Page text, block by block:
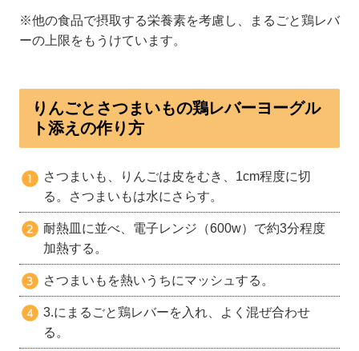
※他の食品で摂取する栄養素を考慮し、まるごと鶏レバ
ーの上限をもうけています。
りんごとさつまいもの鶏レバーヨーグル
ト添えの作り方
さつまいも、りんごは皮をむき、1cm程度に切
る。さつまいもは水にさらす。
耐熱皿に並べ、電子レンジ（600w）で約3分程度
加熱する。
さつまいもを熱いうちにマッシュする。
3.にまるごと鶏レバーを入れ、よく混ぜ合わせ
る。